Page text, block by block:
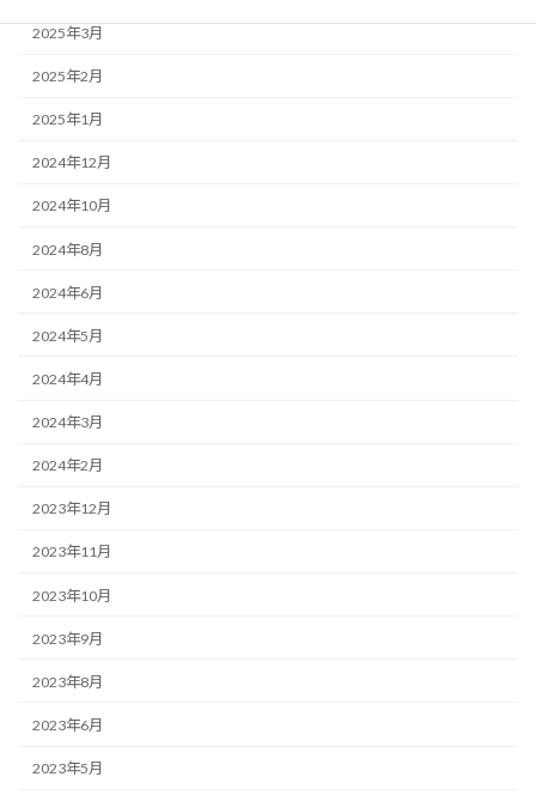
2025年3月
2025年2月
2025年1月
2024年12月
2024年10月
2024年8月
2024年6月
2024年5月
2024年4月
2024年3月
2024年2月
2023年12月
2023年11月
2023年10月
2023年9月
2023年8月
2023年6月
2023年5月